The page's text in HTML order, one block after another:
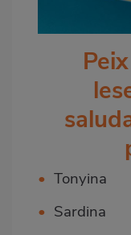
• Tonyina
• Sardina